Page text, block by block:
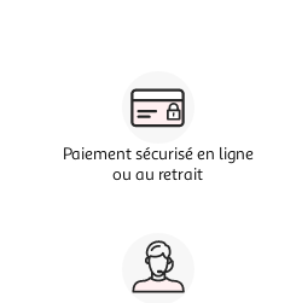
Paiement sécurisé en ligne
ou au retrait